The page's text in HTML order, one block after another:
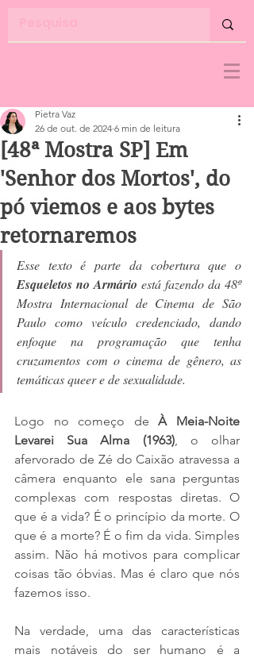
[48ª Mostra SP] Em
'Senhor dos Mortos', do
pó viemos e aos bytes
retornaremos
Pietra Vaz
26 de out. de 2024 6 min de leitura
Esqueletos no Armário está fazendo da 48º
Mostra Internacional de Cinema de São
Paulo como veículo credenciado, dando
enfoque na programação que tenha
cruzamentos com o cinema de gênero, as
temáticas queer e de sexualidade.
Logo no começo de À Meia-Noite
Levarei Sua Alma (1963), o olhar
afervorado de Zé do Caixão atravessa a
câmera enquanto ele sana perguntas
complexas com respostas diretas. O
que é a vida? É o princípio da morte. O
que é a morte? É o fim da vida. Simples
assim. Não há motivos para complicar
coisas tão óbvias. Mas é claro que nós
fazemos isso.
Na verdade, uma das características
mais notáveis do ser humano é a